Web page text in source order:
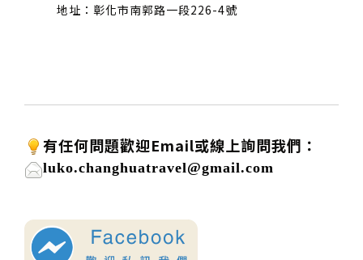
地址：彰化市南郭路一段226-4號
有任何問題歡迎Email或線上詢問我們：
luko.changhuatravel@gmail.com